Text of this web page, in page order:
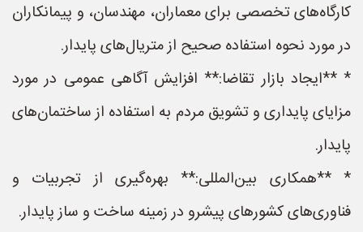
کارگاه‌های تخصصی برای معماران، مهندسان، و پیمانکاران
در مورد نحوه استفاده صحیح از متریال‌های پایدار.
* **ایجاد بازار تقاضا:** افزایش آگاهی عمومی در مورد
مزایای پایداری و تشویق مردم به استفاده از ساختمان‌های
پایدار.
* **همکاری بین‌المللی:** بهره‌گیری از تجربیات و
فناوری‌های کشورهای پیشرو در زمینه ساخت و ساز پایدار.